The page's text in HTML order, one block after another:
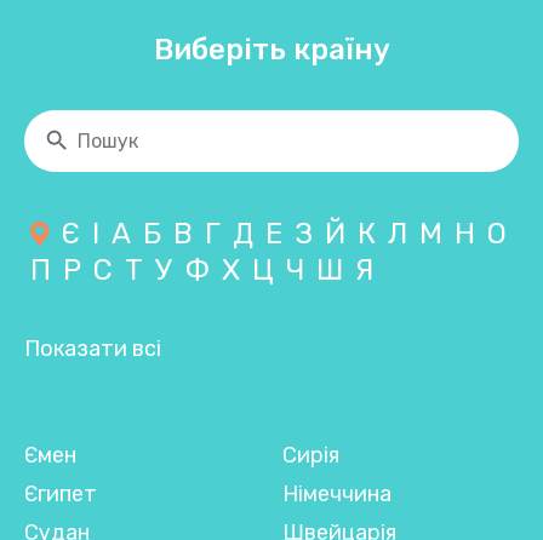
Виберіть країну
Є І А Б В Г Д Е З Й К Л М Н О
П Р С Т У Ф Х Ц Ч Ш Я
Показати всі
Ємен
Єгипет
Судан
Сирія
Німеччина
Швейцарія